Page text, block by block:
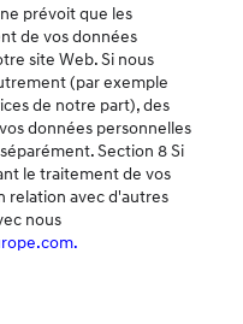
prévoit que les
de vos données
site Web. Si nous
(par exemple
de notre part), des
données personnelles
Section 8 Si
le traitement de vos
relation avec d'autres
nous